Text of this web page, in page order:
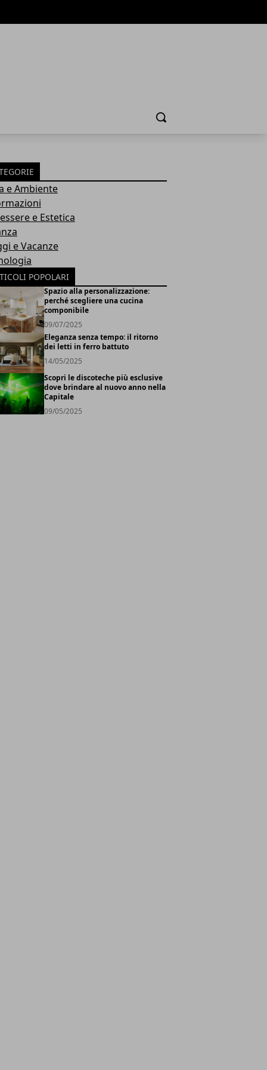
Cerca
e Ambiente
e Estetica
e Vacanze
POPOLARI
Spazio alla personalizzazione:
perché scegliere una cucina
componibile
09/07/2025
Eleganza senza tempo: il ritorno
dei letti in ferro battuto
14/05/2025
Scopri le discoteche più esclusive
dove brindare al nuovo anno nella
Capitale
09/05/2025